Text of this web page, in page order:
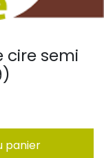
cire semi
panier